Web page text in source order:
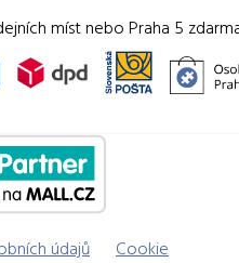
míst nebo Praha 5
údajů Cookie